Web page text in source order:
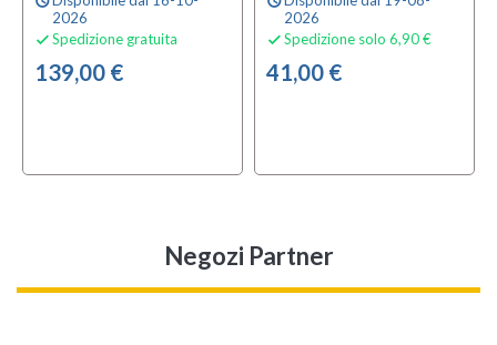
2026
 Spedizione gratuita
139,00 €
2026
 Spedizione solo 6,90 €
41,00 €
Negozi Partner